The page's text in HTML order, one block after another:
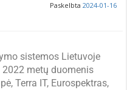
Paskelbta 2024-01-16
sistemos Lietuvoje
metų duomenis
Terra IT, Eurospektras,